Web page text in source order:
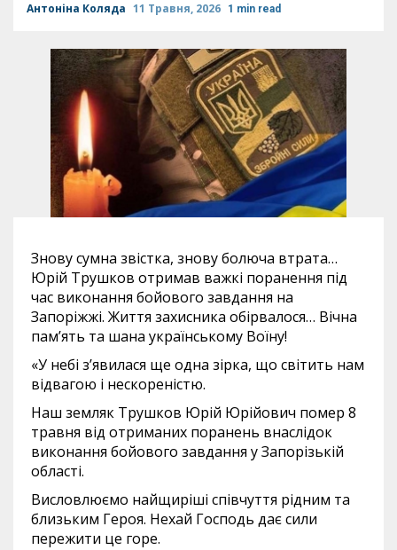
Антоніна Коляда 11 Травня, 2026 1 min read
Знову сумна звістка, знову болюча втрата…
Юрій Трушков отримав важкі поранення під
час виконання бойового завдання на
Запоріжжі. Життя захисника обірвалося… Вічна
памʼять та шана українському Воїну!
«У небі з’явилася ще одна зірка, що світить нам
відвагою і нескореністю.
Наш земляк Трушков Юрій Юрійович помер 8
травня від отриманих поранень внаслідок
виконання бойового завдання у Запорізькій
області.
Висловлюємо найщиріші співчуття рідним та
близьким Героя. Нехай Господь дає сили
пережити це горе.